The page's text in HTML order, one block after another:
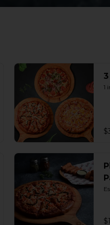
1